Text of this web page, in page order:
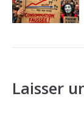
Laisser